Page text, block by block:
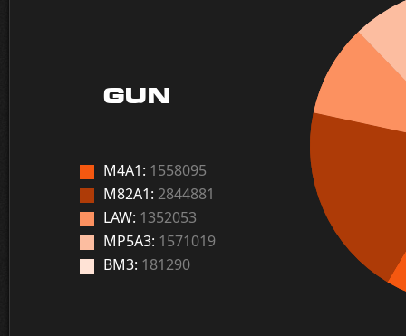
GUN
M4A1: 1558095
M82A1: 2844881
LAW: 1352053
MP5A3: 1571019
BM3: 181290